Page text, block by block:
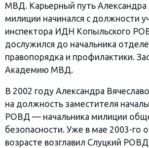
МВД. Карьерный путь Александра
милиции начинался с должности
инспектора ИДН Копыльского
дослужился до начальника
правопорядка и профилактики.
Академию МВД.
В 2002 году Александра
на должность заместителя
РОВД — начальника милиции
безопасности. Уже в мае 2003-го
возрасте возглавил Слуцкий